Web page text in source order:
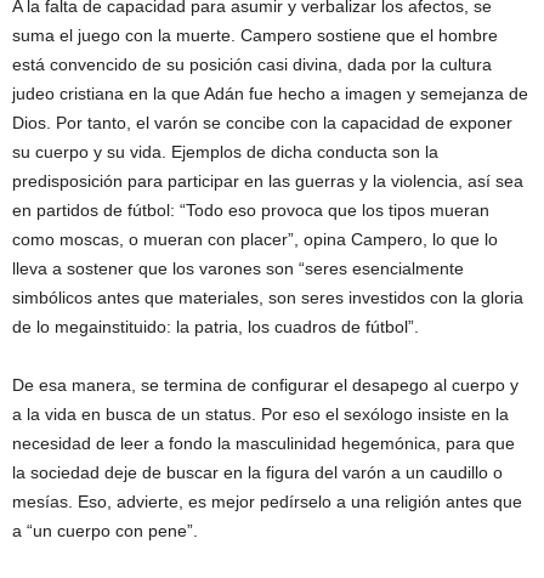
A la falta de capacidad para asumir y verbalizar los afectos, se
suma el juego con la muerte. Campero sostiene que el hombre
está convencido de su posición casi divina, dada por la cultura
judeo cristiana en la que Adán fue hecho a imagen y semejanza de
Dios. Por tanto, el varón se concibe con la capacidad de exponer
su cuerpo y su vida. Ejemplos de dicha conducta son la
predisposición para participar en las guerras y la violencia, así sea
en partidos de fútbol: “Todo eso provoca que los tipos mueran
como moscas, o mueran con placer”, opina Campero, lo que lo
lleva a sostener que los varones son “seres esencialmente
simbólicos antes que materiales, son seres investidos con la gloria
de lo megainstituido: la patria, los cuadros de fútbol”.
De esa manera, se termina de configurar el desapego al cuerpo y
a la vida en busca de un status. Por eso el sexólogo insiste en la
necesidad de leer a fondo la masculinidad hegemónica, para que
la sociedad deje de buscar en la figura del varón a un caudillo o
mesías. Eso, advierte, es mejor pedírselo a una religión antes que
a “un cuerpo con pene”.